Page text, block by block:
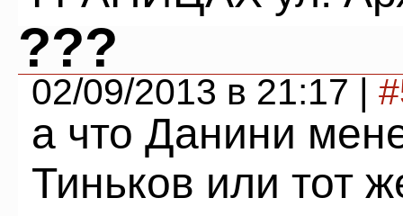
???
02/09/2013 в 21:17 |
а что Данини
Тиньков или тот